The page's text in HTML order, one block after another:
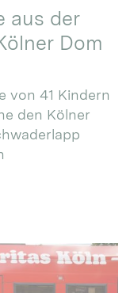
aus der
Dom
von 41 Kindern
den Kölner